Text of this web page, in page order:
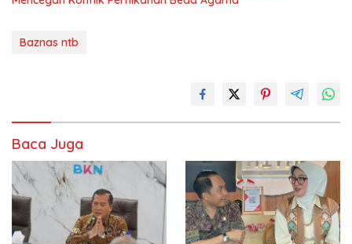
Baznas ntb
Baca Juga